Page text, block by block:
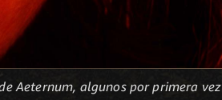
Aeternum, algunos por primera